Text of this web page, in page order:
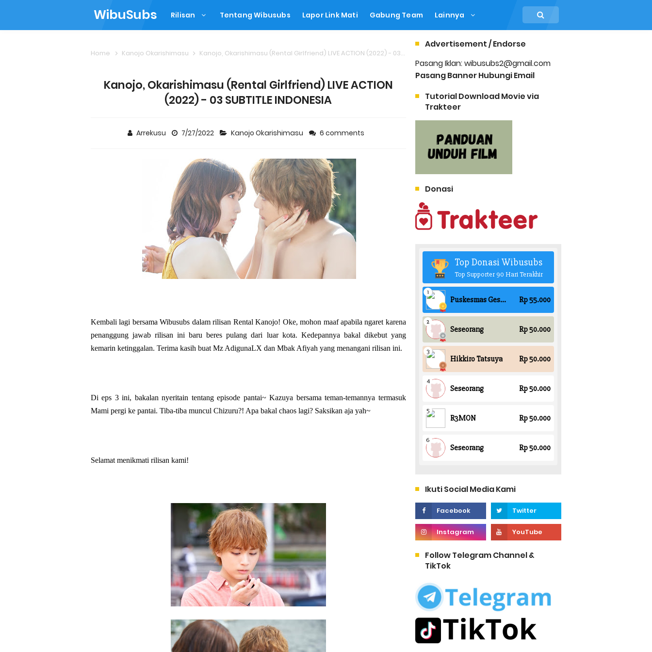
WibuSubs Rilisan Tentang Wibusubs Lapor Link Mati Gabung Team Lainnya
Home Kanojo Okarishimasu Kanojo, Okarishimasu (Rental Girlfriend) LIVE ACTION (2022) - 03 SUBTITLE INDONESIA
Kanojo, Okarishimasu (Rental Girlfriend) LIVE ACTION
(2022) - 03 SUBTITLE INDONESIA
Arrekusu 7/27/2022 Kanojo Okarishimasu 6 comments
Kembali lagi bersama Wibusubs dalam rilisan Rental Kanojo! Oke, mohon maaf apabila ngaret karena
penanggung jawab rilisan ini baru beres pulang dari luar kota. Kedepannya bakal dikebut yang
kemarin ketinggalan. Terima kasih buat Mz AdigunaLX dan Mbak Afiyah yang menangani rilisan ini.
Di eps 3 ini, bakalan nyeritain tentang episode pantai~ Kazuya bersama teman-temannya termasuk
Mami pergi ke pantai. Tiba-tiba muncul Chizuru?! Apa bakal chaos lagi? Saksikan aja yah~
Selamat menikmati rilisan kami!
Advertisement / Endorse
Pasang Iklan: wibusubs2@gmail.com
Pasang Banner Hubungi Email
Tutorial Download Movie via
Trakteer
Donasi
Ikuti Social Media Kami
Follow Telegram Channel &
TikTok